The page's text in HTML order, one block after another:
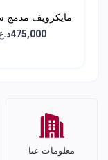
لتر - MGBZ2593F475,000د.ع
معلومات عنا